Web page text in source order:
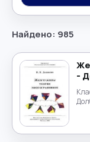
Испанский
История
История
Итальянский
Найдено: 985
-